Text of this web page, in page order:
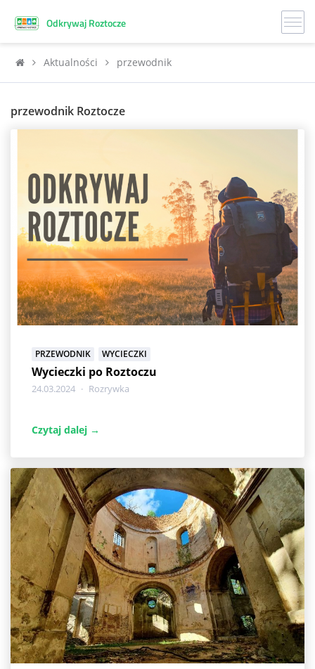
Odkrywaj Roztocze
Aktualności przewodnik
przewodnik Roztocze
PRZEWODNIK WYCIECZKI
Wycieczki po Roztoczu
24.03.2024 Rozrywka
Czytaj dalej →